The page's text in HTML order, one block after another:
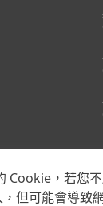
Cookie，若您
但可能會導致